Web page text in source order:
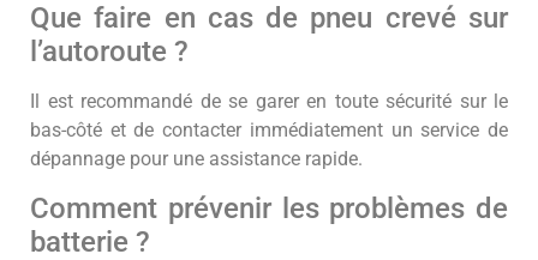
Que faire en cas de pneu crevé sur
l’autoroute ?
Il est recommandé de se garer en toute sécurité sur le
bas-côté et de contacter immédiatement un service de
dépannage pour une assistance rapide.
Comment prévenir les problèmes de
batterie ?